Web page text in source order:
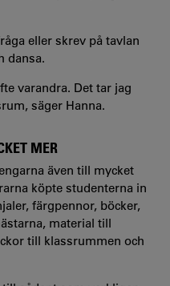
eller skrev på tavlan
dansa.
varandra. Det tar jag
säger Hanna.
MER
även till mycket
köpte studenterna in
färgpennor, böcker,
material till
till klassrummen och